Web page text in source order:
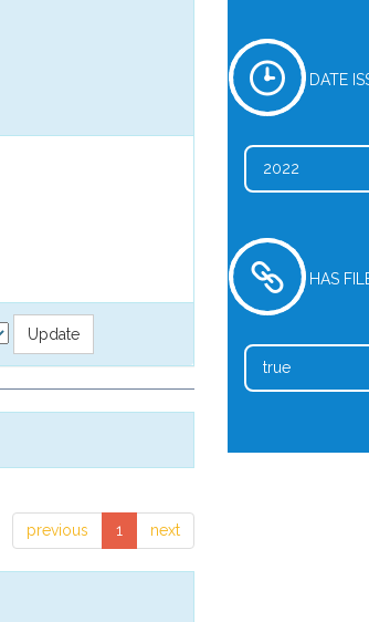
previous 1 next
DATE
2022
HAS
true